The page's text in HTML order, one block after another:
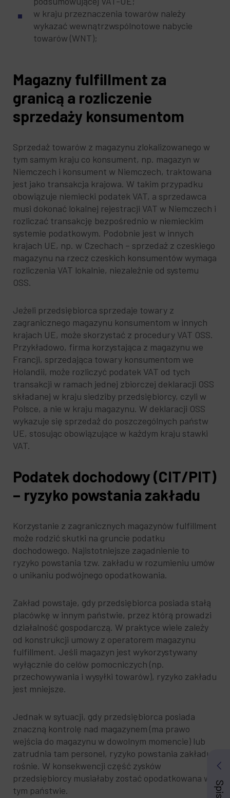
w kraju przeznaczenia towarów należy
wykazać wewnątrzwspólnotowe nabycie
towarów (WNT);
Magazny fulfillment za
granicą a rozliczenie
sprzedaży konsumentom
Sprzedaż towarów z magazynu zlokalizowanego w
tym samym kraju co konsument, np. magazyn w
Niemczech i konsument w Niemczech, traktowana
jest jako transakcja krajowa. W takim przypadku
obowiązuje niemiecki podatek VAT, a sprzedawca
musi dokonać lokalnej rejestracji VAT w Niemczech i
rozliczać transakcję bezpośrednio w niemieckim
systemie podatkowym. Podobnie jest w innych
krajach UE, np. w Czechach – sprzedaż z czeskiego
magazynu na rzecz czeskich konsumentów wymaga
rozliczenia VAT lokalnie, niezależnie od systemu
OSS.
Jeżeli przedsiębiorca sprzedaje towary z
zagranicznego magazynu konsumentom w innych
krajach UE, może skorzystać z procedury VAT OSS.
Przykładowo, firma korzystająca z magazynu we
Francji, sprzedająca towary konsumentom we
Holandii, może rozliczyć podatek VAT od tych
transakcji w ramach jednej zbiorczej deklaracji OSS
składanej w kraju siedziby przedsiębiorcy, czyli w
Polsce, a nie w kraju magazynu. W deklaracji OSS
wykazuje się sprzedaż do poszczególnych państw
UE, stosując obowiązujące w każdym kraju stawki
VAT.
Podatek dochodowy (CIT/PIT)
– ryzyko powstania zakładu
Korzystanie z zagranicznych magazynów fulfillment
może rodzić skutki na gruncie podatku
dochodowego. Najistotniejsze zagadnienie to
ryzyko powstania tzw. zakładu w rozumieniu umów
o unikaniu podwójnego opodatkowania.
Zakład powstaje, gdy przedsiębiorca posiada stałą
placówkę w innym państwie, przez którą prowadzi
działalność gospodarczą. W praktyce wiele zależy
od konstrukcji umowy z operatorem magazynu
fulfillment. Jeśli magazyn jest wykorzystywany
wyłącznie do celów pomocniczych (np.
przechowywania i wysyłki towarów), ryzyko zakładu
jest mniejsze.
Jednak w sytuacji, gdy przedsiębiorca posiada
znaczną kontrolę nad magazynem (ma prawo
wejścia do magazynu w dowolnym momencie) lub
zatrudnia tam personel, ryzyko powstania zakładu
rośnie. W konsekwencji część zysków
przedsiębiorcy musiałaby zostać opodatkowana w
tym państwie.